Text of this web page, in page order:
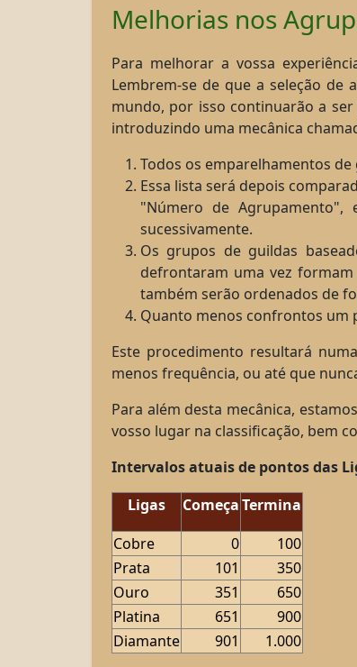
Melhorias nos
Para melhorar a vossa
Lembrem-se de que a seleção
mundo, por isso continuarão a
introduzindo uma mecânica
Todos os emparelhamentos
Essa lista será depois
"Número de
sucessivamente.
Os grupos de guildas
defrontaram uma vez
também serão ordenados de
Quanto menos confrontos um
Este procedimento resultará
menos frequência, ou até que
Para além desta mecânica,
vosso lugar na classificação, bem
Intervalos atuais de pontos das
Ligas
ComeçaTermina
Cobre
0
100
Prata
101
350
Ouro
351
650
Platina
651
900
Diamante
901 1.000